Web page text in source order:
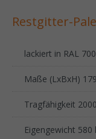
Restgitter-
lackiert in RAL
Maße (LxBxH)
Tragfähigkeit
Eigengewicht 580